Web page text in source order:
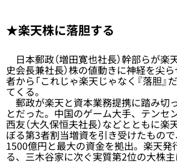
★楽天株に落胆する
日本郵政（増田寛也社長）幹部らが楽
史会長兼社長）株の値動きに神経を尖
者から「これじゃ楽天じゃなく『落胆』
てくる。
郵政が楽天と資本業務提携に踏み切
とだった。中国のゲーム大手、テンセン
西友（大久保恒夫社長）などとともに
ぼる第3者割当増資を引き受けたもの
1500億円と最大の資金を拠出。楽天発
る、三木谷家に次ぐ実質第2位の大株